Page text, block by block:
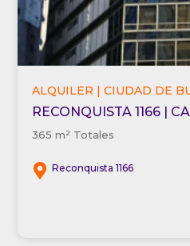
ALQUILER | CIUDAD DE
RECONQUISTA 1166 |
365 m² Totales
Reconquista 1166